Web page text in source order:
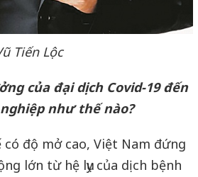
Tiến Lộc
của đại dịch Covid-19 đến
như thế nào?
độ mở cao, Việt Nam đứng
lớn từ hệ lụy của dịch bệnh